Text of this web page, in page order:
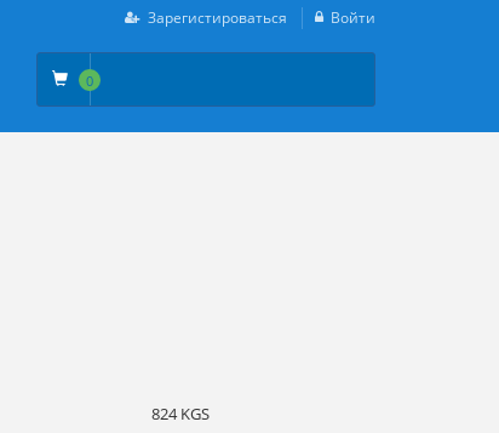
Зарегистироваться Войти
0
824 KGS